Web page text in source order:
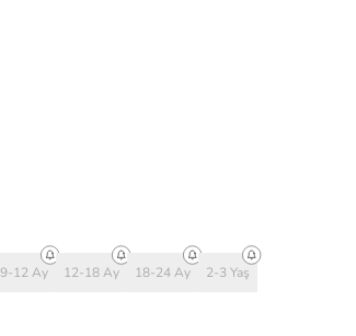
9-12 Ay 12-18 Ay 18-24 Ay 2-3 Yaş